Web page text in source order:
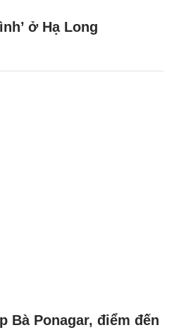
ở Hạ Long
Bà Ponagar, điểm đến